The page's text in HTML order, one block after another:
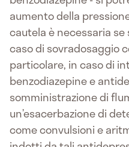
aumento della
cautela è necessaria
caso di sovradosaggio
particolare, in caso di
benzodiazepine e
somministrazione di
un’esacerbazione di
come convulsioni e